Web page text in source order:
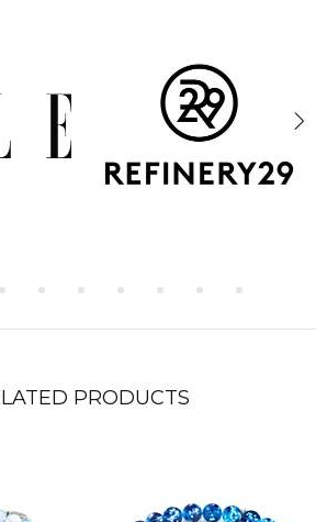
PRODUCTS